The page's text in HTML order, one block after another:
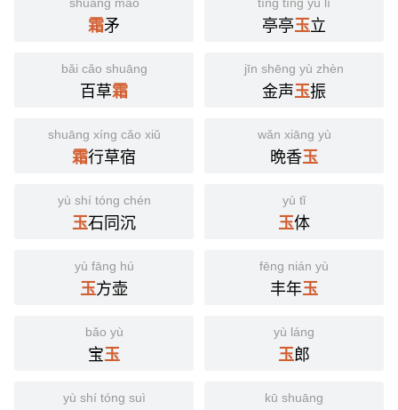
霜矛 亭亭玉立
bǎi cǎo shuāng
百草霜
jīn shēng yù zhèn
金声玉振
shuāng xíng cǎo xiǔ
霜行草宿
wǎn xiāng yù
晩香玉
yù shí tóng chén
玉石同沉
yù tǐ
玉体
yù fāng hú
玉方壶
fēng nián yù
丰年玉
bǎo yù
宝玉
yù láng
玉郎
yù shí tóng suì kū shuāng